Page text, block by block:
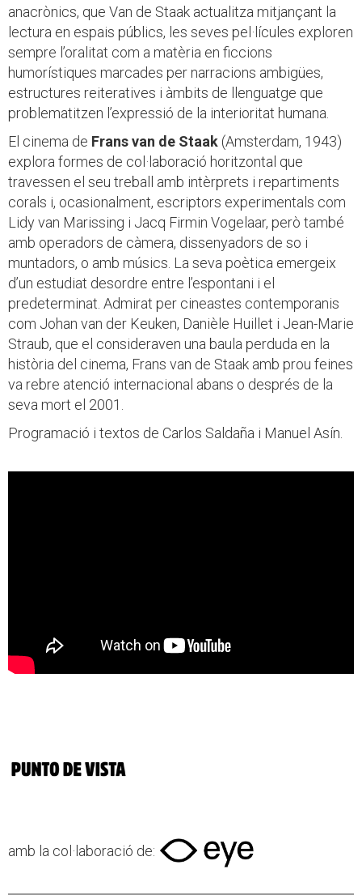
anacrònics, que Van de Staak actualitza mitjançant la
lectura en espais públics, les seves pel·lícules exploren
sempre l’oralitat com a matèria en ficcions
humorístiques marcades per narracions ambigües,
estructures reiteratives i àmbits de llenguatge que
problematitzen l’expressió de la interioritat humana.
El cinema de Frans van de Staak (Amsterdam, 1943)
explora formes de col·laboració horitzontal que
travessen el seu treball amb intèrprets i repartiments
corals i, ocasionalment, escriptors experimentals com
Lidy van Marissing i Jacq Firmin Vogelaar, però també
amb operadors de càmera, dissenyadors de so i
muntadors, o amb músics. La seva poètica emergeix
d’un estudiat desordre entre l’espontani i el
predeterminat. Admirat per cineastes contemporanis
com Johan van der Keuken, Danièle Huillet i Jean-Marie
Straub, que el consideraven una baula perduda en la
història del cinema, Frans van de Staak amb prou feines
va rebre atenció internacional abans o després de la
seva mort el 2001.
Programació i textos de Carlos Saldaña i Manuel Asín.
amb la col·laboració de: